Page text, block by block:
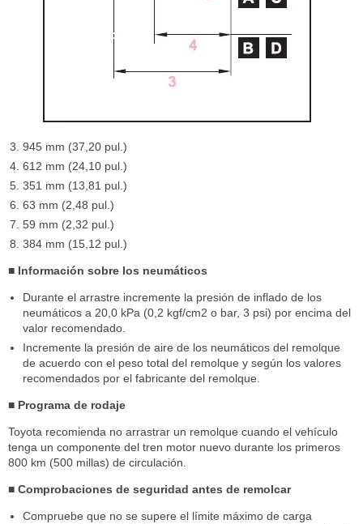
945 mm (37,20 pul.)
612 mm (24,10 pul.)
351 mm (13,81 pul.)
63 mm (2,48 pul.)
59 mm (2,32 pul.)
384 mm (15,12 pul.)
■ Información sobre los neumáticos
Durante el arrastre incremente la presión de inflado de los
neumáticos a 20,0 kPa (0,2 kgf/cm2 o bar, 3 psi) por encima del
valor recomendado.
Incremente la presión de aire de los neumáticos del remolque
de acuerdo con el peso total del remolque y según los valores
recomendados por el fabricante del remolque.
■ Programa de rodaje
Toyota recomienda no arrastrar un remolque cuando el vehículo
tenga un componente del tren motor nuevo durante los primeros
800 km (500 millas) de circulación.
■ Comprobaciones de seguridad antes de remolcar
Compruebe que no se supere el límite máximo de carga